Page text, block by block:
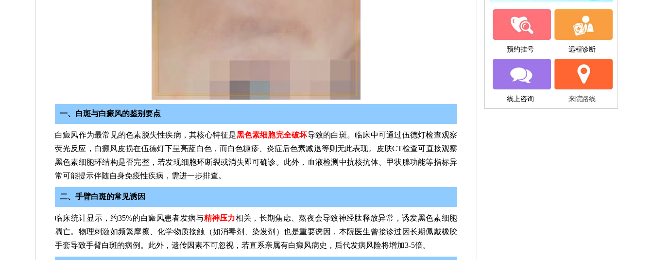
一、白斑与白癜风的鉴别要点
白癜风作为最常见的色素脱失性疾病，其核心特征是黑色素细胞完全破坏导致的白斑。临床中可通过伍德灯检查观察
荧光反应，白癜风皮损在伍德灯下呈亮蓝白色，而白色糠疹、炎症后色素减退等则无此表现。皮肤CT检查可直接观察
黑色素细胞环结构是否完整，若发现细胞环断裂或消失即可确诊。此外，血液检测中抗核抗体、甲状腺功能等指标异
常可能提示伴随自身免疫性疾病，需进一步排查。
二、手臂白斑的常见诱因
临床统计显示，约35%的白癜风患者发病与精神压力相关，长期焦虑、熬夜会导致神经肽释放异常，诱发黑色素细胞
凋亡。物理刺激如频繁摩擦、化学物质接触（如消毒剂、染发剂）也是重要诱因，本院医生曾接诊过因长期佩戴橡胶
手套导致手臂白斑的病例。此外，遗传因素不可忽视，若直系亲属有白癜风病史，后代发病风险将增加3-5倍。
预约挂号 远程诊断
线上咨询 来院路线